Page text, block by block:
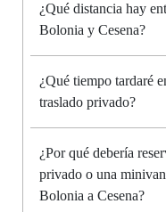
¿Qué distancia hay
Bolonia y Cesena?
¿Qué tiempo tardaré
traslado privado?
¿Por qué debería
privado o una
Bolonia a Cesena?